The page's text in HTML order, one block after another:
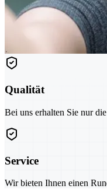
Qualität
Bei uns erhalten Sie nur
Service
Wir bieten Ihnen einen